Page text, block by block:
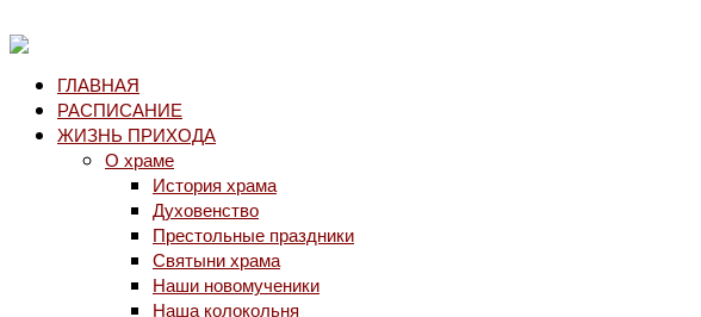
ГЛАВНАЯ
РАСПИСАНИЕ
ЖИЗНЬ ПРИХОДА
О храме
История храма
Духовенство
Престольные праздники
Святыни храма
Наши новомученики
Наша колокольня